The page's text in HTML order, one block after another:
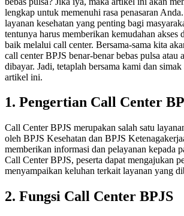
lengkap untuk memenuhi rasa penasaran
layanan kesehatan yang penting bagi
tentunya harus memberikan kemudahan akses
baik melalui call center. Bersama-sama kita
call center BPJS benar-benar bebas pulsa atau
dibayar. Jadi, tetaplah bersama kami dan
artikel ini.
1. Pengertian Call Center
Call Center BPJS merupakan salah satu
oleh BPJS Kesehatan dan BPJS
memberikan informasi dan pelayanan kepada
Call Center BPJS, peserta dapat mengajukan
menyampaikan keluhan terkait layanan yang
2. Fungsi Call Center BPJS